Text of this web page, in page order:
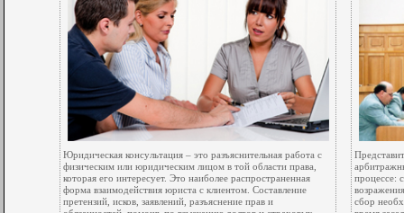
Юридическая консультация – это разъяснительная работа с
физическим или юридическим лицом в той области права,
которая его интересует. Это наиболее распространенная
форма взаимодействия юриста с клиентом. Составление
претензий, исков, заявлений, разъяснение прав и
процессе:
сбор